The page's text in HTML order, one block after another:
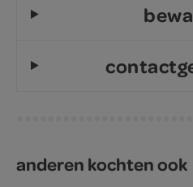
anderen kochten ook